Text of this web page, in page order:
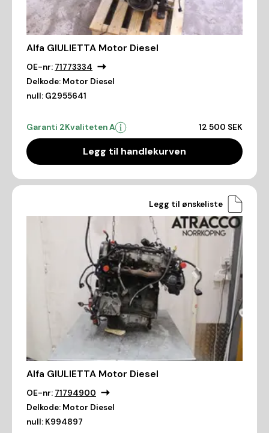
Alfa GIULIETTA Motor Diesel
OE-nr: 71773334
Delkode: Motor Diesel
null: G2955641
Garanti 2Kvaliteten A 12 500 SEK
Legg til handlekurven
Legg til ønskeliste
Alfa GIULIETTA Motor Diesel
OE-nr: 71794900
Delkode: Motor Diesel
null: K994897